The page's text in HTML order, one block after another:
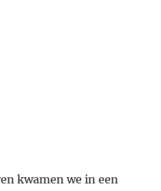
kwamen we in een